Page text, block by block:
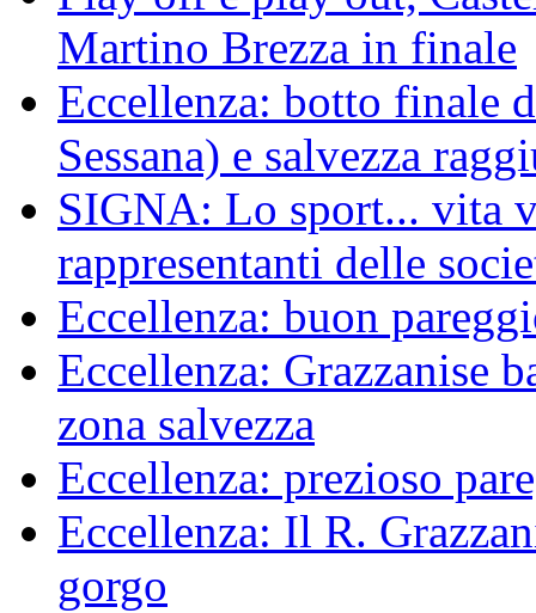
Martino Brezza in finale
Eccellenza: botto finale
Sessana) e salvezza
SIGNA: Lo sport... vita
rappresentanti delle
Eccellenza: buon
Eccellenza: Grazzanise
zona salvezza
Eccellenza: prezioso
Eccellenza: Il R.
gorgo